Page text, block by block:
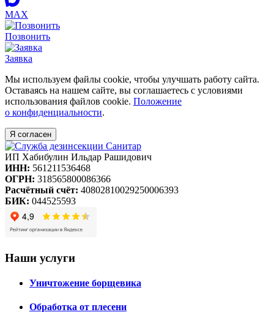
MAX
Позвонить
Заявка
Мы используем файлы cookie, чтобы улучшать работу сайта.
Оставаясь на нашем сайте, вы соглашаетесь с условиями
использования файлов cookie. Положение
о конфиденциальности.
Я согласен
ИП Хабибулин Ильдар Рашидович
ИНН: 561211536468
ОГРН: 318565800086366
Расчётный счёт: 40802810029250006393
БИК: 044525593
Наши услуги
Уничтожение борщевика
Обработка от плесени